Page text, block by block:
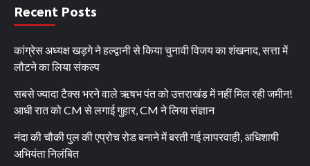
Recent Posts
कांग्रेस अध्यक्ष खड़गे ने हल्द्वानी से किया चुनावी विजय का शंखनाद, सत्ता में
लौटने का लिया संकल्प
सबसे ज्यादा टैक्स भरने वाले ऋषभ पंत को उत्तराखंड में नहीं मिल रही जमीन!
आधी रात को CM से लगाई गुहार, CM ने लिया संज्ञान
नंदा की चौकी पुल की एप्रोच रोड बनाने में बरती गई लापरवाही, अधिशाषी
अभियंता निलंबित